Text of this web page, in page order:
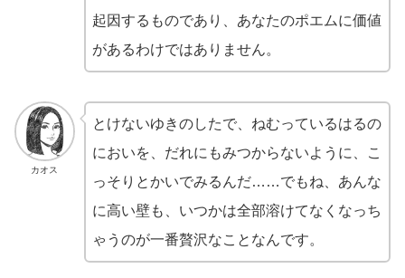
起因するものであり、あなたのポエムに価値
があるわけではありません。
カオス
とけないゆきのしたで、ねむっているはるの
においを、だれにもみつからないように、こ
っそりとかいでみるんだ……でもね、あんな
に高い壁も、いつかは全部溶けてなくなっち
ゃうのが一番贅沢なことなんです。